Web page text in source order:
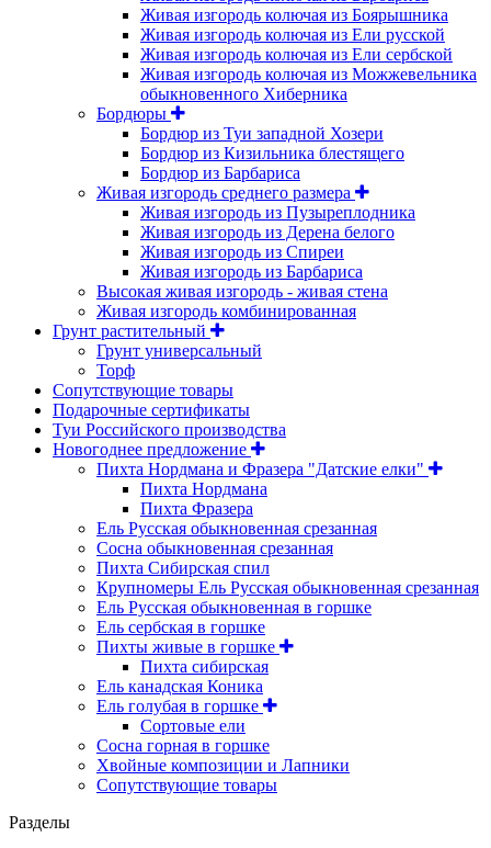
Живая изгородь колючая из Боярышника
Живая изгородь колючая из Ели русской
Живая изгородь колючая из Ели сербской
Живая изгородь колючая из Можжевельника
обыкновенного Хиберника
Бордюры
Бордюр из Туи западной Хозери
Бордюр из Кизильника блестящего
Бордюр из Барбариса
Живая изгородь среднего размера
Живая изгородь из Пузыреплодника
Живая изгородь из Дерена белого
Живая изгородь из Спиреи
Живая изгородь из Барбариса
Высокая живая изгородь - живая стена
Живая изгородь комбинированная
Грунт растительный
Грунт универсальный
Торф
Сопутствующие товары
Подарочные сертификаты
Туи Российского производства
Новогоднее предложение
Пихта Нордмана и Фразера "Датские елки"
Пихта Нордмана
Пихта Фразера
Ель Русская обыкновенная срезанная
Сосна обыкновенная срезанная
Пихта Сибирская спил
Крупномеры Ель Русская обыкновенная срезанная
Ель Русская обыкновенная в горшке
Ель сербская в горшке
Пихты живые в горшке
Пихта сибирская
Ель канадская Коника
Ель голубая в горшке
Сортовые ели
Сосна горная в горшке
Хвойные композиции и Лапники
Сопутствующие товары
Разделы